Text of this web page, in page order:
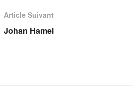
Article Suivant
Johan Hamel